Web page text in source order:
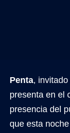
Penta,
presenta en el
presencia del
que esta